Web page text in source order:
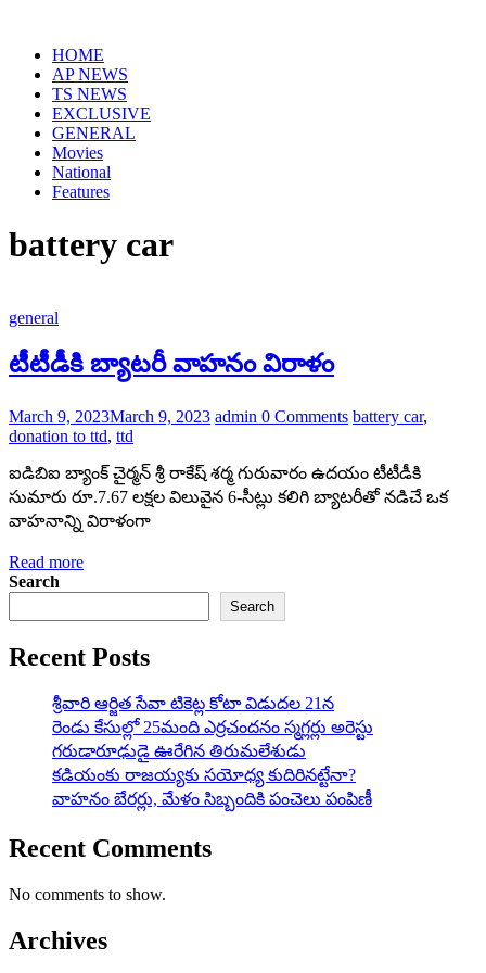
contentHOME
AP NEWS
TS NEWS
EXCLUSIVE
GENERAL
Movies
National
Features
battery car
general
టీటీడీకి బ్యాటరీ వాహనం విరాళం
March 9, 2023March 9, 2023 admin 0 Comments battery car,
donation to ttd, ttd
ఐడిబిఐ బ్యాంక్ చైర్మన్ శ్రీ రాకేష్ శర్మ గురువారం ఉద‌యం టీటీడీకి
సుమారు రూ.7.67 లక్షల విలువైన 6-సీట్లు క‌లిగి బ్యాటరీతో నడిచే ఒక
వాహనాన్ని విరాళంగా
Read more
Search
Search
Recent Posts
శ్రీవారి ఆర్జిత సేవా టికెట్ల కోటా విడుదల 21న
రెండు కేసుల్లో 25మంది ఎర్రచందనం స్మగ్లర్లు అరెస్టు
గరుడారూఢుడై ఊరేగిన తిరుమలేశుడు
కడియంకు రాజయ్యకు సయోధ్య కుదిరినట్టేనా?
వాహ‌నం బేర‌ర్లు, మేళం సిబ్బందికి పంచెలు పంపిణీ
Recent Comments
No comments to show.
Archives